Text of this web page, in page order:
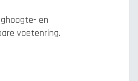
en
voetenring.